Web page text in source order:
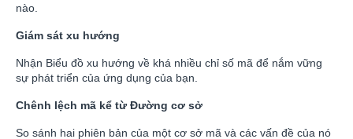
nào.
Giám sát xu hướng
Nhận Biểu đồ xu hướng về khá nhiều chỉ số mã để nắm vững
sự phát triển của ứng dụng của bạn.
Chênh lệch mã kể từ Đường cơ sở
So sánh hai phiên bản của một cơ sở mã và các vấn đề của nó